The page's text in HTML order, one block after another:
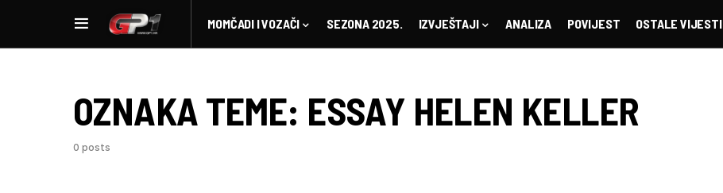
MOMČADI I VOZAČI SEZONA 2025. IZVJEŠTAJI ANALIZA POVIJEST OSTALE VIJESTI
OZNAKA TEME: ESSAY HELEN KELLER
0 posts